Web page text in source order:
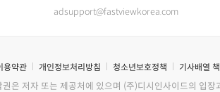
adsupport@fastviewkorea.com
용약관 개인정보처리방침 청소년보호정책 기사배열
권은 저자 또는 제공처에 있으며 (주)디시인사이드의 입장